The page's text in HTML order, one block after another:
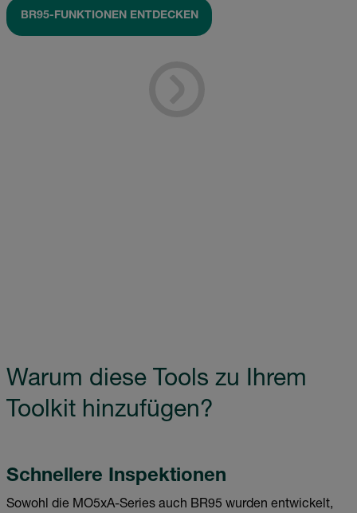
BR95-FUNKTIONEN ENTDECKEN
Warum diese Tools zu Ihrem
Toolkit hinzufügen?
Schnellere Inspektionen
Sowohl die MO5xA-Series auch BR95 wurden entwickelt,